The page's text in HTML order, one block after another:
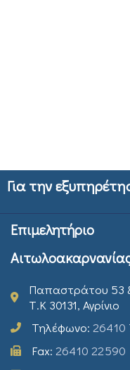
Για την
Επιμελητήριο
Παπαστράτου 53
Τ.Κ 30131, Αγρίνιο
Τηλέφωνο: 26410
Fax: 26410 22590